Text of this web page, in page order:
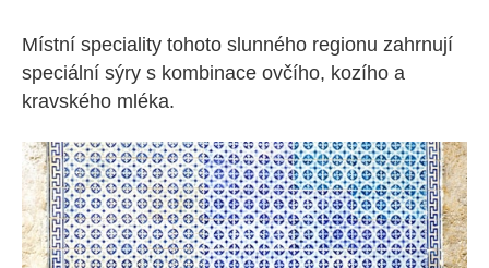
Místní speciality tohoto slunného regionu zahrnují
speciální sýry s kombinace ovčího, kozího a
kravského mléka.